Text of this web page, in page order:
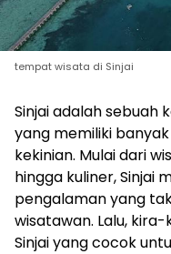
tempat wisata di Sinjai
Sinjai adalah sebuah
yang memiliki
kekinian. Mulai dari
hingga kuliner, Sinjai
pengalaman yang
wisatawan. Lalu,
Sinjai yang cocok